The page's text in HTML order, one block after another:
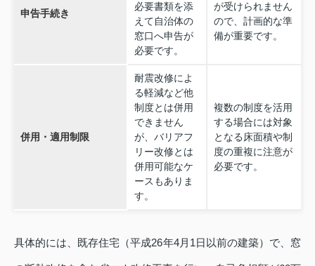
申告手続き
必要書類を添
えて自治体の
窓口へ申告が
必要です。
が受けられません
ので、計画的な準
備が重要です。
併用・適用制限
耐震改修によ
る軽減など他
制度とは併用
できません
が、バリアフ
リー改修とは
併用可能なケ
ースもありま
す。
複数の制度を活用
する場合には対象
となる床面積や制
度の重複に注意が
必要です。
具体的には、既存住宅（平成26年4月1日以前の建築）で、窓